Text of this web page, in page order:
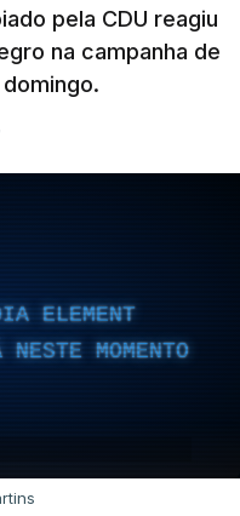
pela CDU reagiu
na campanha de
ELEMENT
MOMENTO